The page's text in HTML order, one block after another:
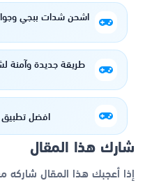
اشحن شدات ببجي
طريقة جديدة وآمنة
افضل
شارك هذا المقال
إذا أعجبك هذا المقال شاركه